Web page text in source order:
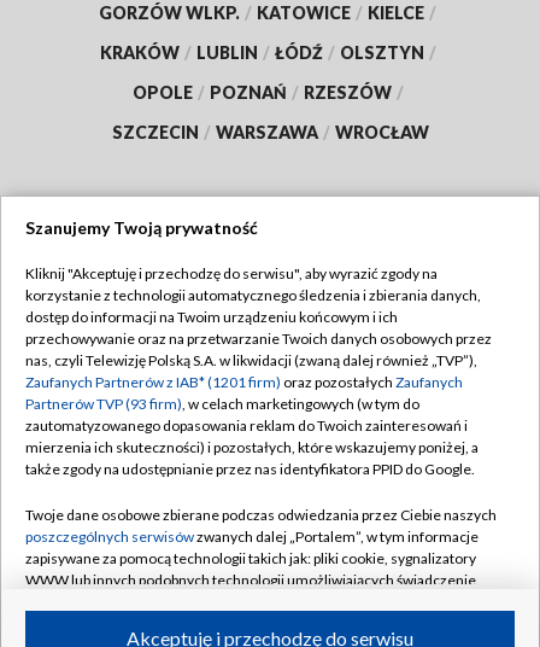
GORZÓW WLKP. / KATOWICE / KIELCE /
KRAKÓW / LUBLIN / ŁÓDŹ / OLSZTYN /
OPOLE / POZNAŃ / RZESZÓW /
SZCZECIN / WARSZAWA / WROCŁAW
TVP
Abonament TVP
Emisja w TVP
Centrum informacji TVP
Naziemna Telewizja Cyfrowa
Rada Programowa
System NOS
Informacje o nadawcy
Regulamin TVP
Polityka prywatności
Moje zgody
Pomoc
Kontakt
Kanały
Szanujemy Twoją prywatność
Kliknij "Akceptuję i przechodzę do serwisu", aby wyrazić zgody na
korzystanie z technologii automatycznego śledzenia i zbierania danych,
dostęp do informacji na Twoim urządzeniu końcowym i ich
przechowywanie oraz na przetwarzanie Twoich danych osobowych przez
nas, czyli Telewizję Polską S.A. w likwidacji (zwaną dalej również „TVP”),
Zaufanych Partnerów z IAB* (1201 firm) oraz pozostałych Zaufanych
Partnerów TVP (93 firm), w celach marketingowych (w tym do
zautomatyzowanego dopasowania reklam do Twoich zainteresowań i
mierzenia ich skuteczności) i pozostałych, które wskazujemy poniżej, a
także zgody na udostępnianie przez nas identyfikatora PPID do Google.
Twoje dane osobowe zbierane podczas odwiedzania przez Ciebie naszych
poszczególnych serwisówzwanych dalej „Portalem”, w tym informacje
zapisywane za pomocą technologii takich jak: pliki cookie, sygnalizatory
WWW lub innych podobnych technologii umożliwiających świadczenie
Akceptuję i przechodzę do serwisu